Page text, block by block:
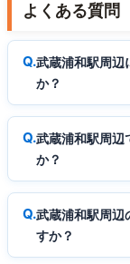
よくある質問
武蔵浦和駅周辺
か？
武蔵浦和駅周辺
か？
武蔵浦和駅周辺
すか？